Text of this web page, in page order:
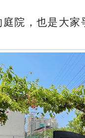
院，也是大家